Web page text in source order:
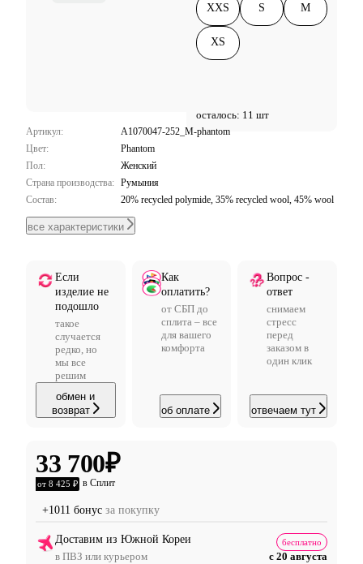
XXS S M
XS
осталось: 11 шт
Артикул:
A1070047-252_M-phantom
Цвет:
Phantom
Пол:
Женский
Страна производства: Румыния
Состав:
20% recycled polymide, 35% recycled wool, 45% wool
все характеристики
Если
изделие не
подошло
такое
случается
редко, но
мы все
решим
обмен и
возврат
Как
оплатить?
от СБП до
сплита – все
для вашего
комфорта
об оплате
Вопрос -
ответ
снимаем
стресс
перед
заказом в
один клик
отвечаем тут
33 700₽
от 8 425 ₽ в Сплит
+1011 бонус за покупку
Доставим из Южной Кореи
в ПВЗ или курьером
бесплатно
с 20 августа